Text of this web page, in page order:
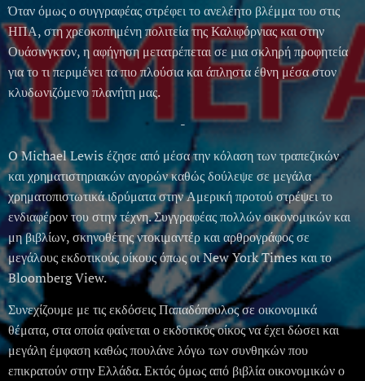
Όταν όμως ο συγγραφέας στρέφει το ανελέητο βλέμμα του στις
ΗΠΑ, στη χρεοκοπημένη πολιτεία της Καλιφόρνιας και στην
Ουάσινγκτον, η αφήγηση μετατρέπεται σε μια σκληρή προφητεία
για το τι περιμένει τα πιο πλούσια και άπληστα έθνη μέσα στον
κλυδωνιζόμενο πλανήτη μας.
-
O Michael Lewis έζησε από μέσα την κόλαση των τραπεζικών
και χρηματιστηριακών αγορών καθώς δούλεψε σε μεγάλα
χρηματοπιστωτικά ιδρύματα στην Αμερική προτού στρέψει το
ενδιαφέρον του στην τέχνη. Συγγραφέας πολλών οικονομικών και
μη βιβλίων, σκηνοθέτης ντοκιμαντέρ και αρθρογράφος σε
μεγάλους εκδοτικούς οίκους όπως οι New York Times και το
Bloomberg View.
Συνεχίζουμε με τις εκδόσεις Παπαδόπουλος σε οικονομικά
θέματα, στα οποία φαίνεται ο εκδοτικός οίκος να έχει δώσει και
μεγάλη έμφαση καθώς πουλάνε λόγω των συνθηκών που
επικρατούν στην Ελλάδα. Εκτός όμως από βιβλία οικονομικών ο